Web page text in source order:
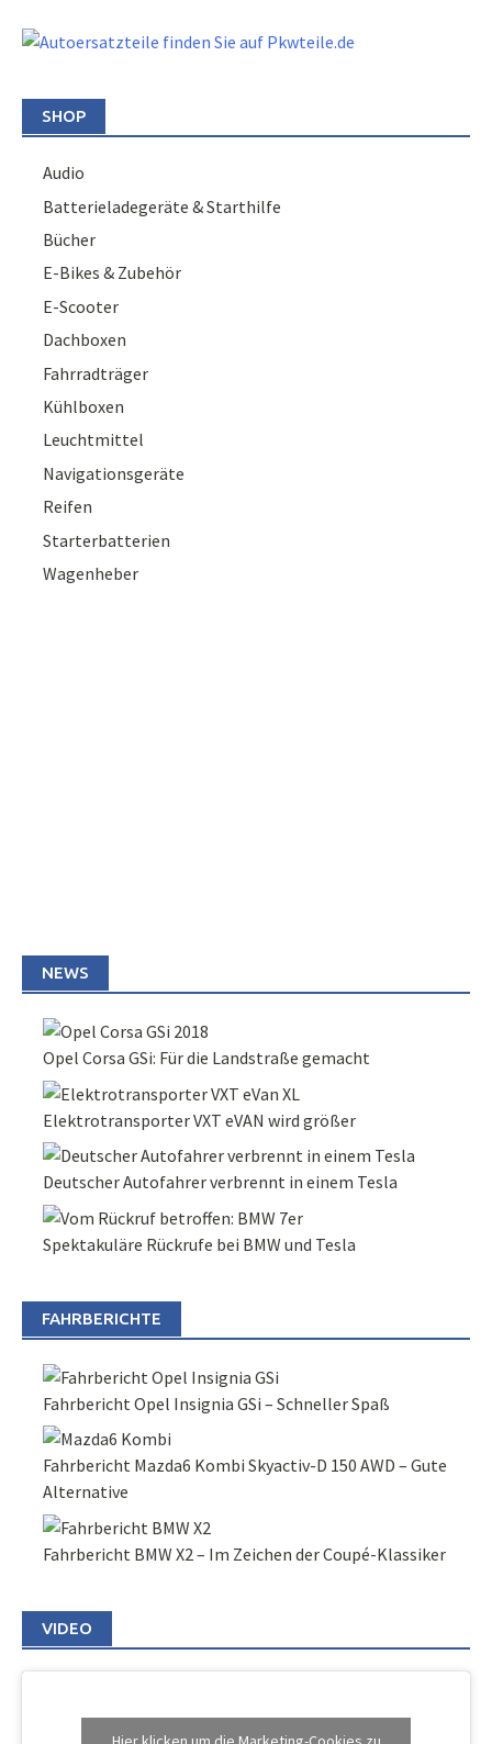
SHOP
Audio
Batterieladegeräte & Starthilfe
Bücher
E-Bikes & Zubehör
E-Scooter
Dachboxen
Fahrradträger
Kühlboxen
Leuchtmittel
Navigationsgeräte
Reifen
Starterbatterien
Wagenheber
NEWS
Opel Corsa GSi: Für die Landstraße gemacht
Elektrotransporter VXT eVAN wird größer
Deutscher Autofahrer verbrennt in einem Tesla
Spektakuläre Rückrufe bei BMW und Tesla
FAHRBERICHTE
Fahrbericht Opel Insignia GSi – Schneller Spaß
Fahrbericht Mazda6 Kombi Skyactiv-D 150 AWD – Gute
Alternative
Fahrbericht BMW X2 – Im Zeichen der Coupé-Klassiker
VIDEO